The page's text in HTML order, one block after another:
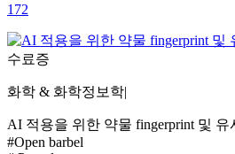
172
수료증
화학 & 화학정보학|
AI 적용을 위한 약물 fingerprint 및 유
#Open barbel